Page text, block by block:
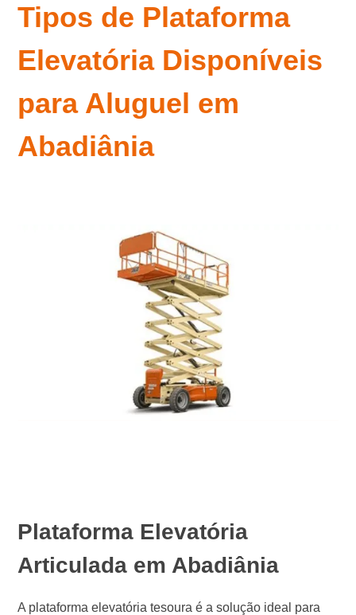
Tipos de Plataforma
Elevatória Disponíveis
para Aluguel em
Abadiânia
Plataforma Elevatória
Articulada em Abadiânia
A plataforma elevatória tesoura é a solução ideal para